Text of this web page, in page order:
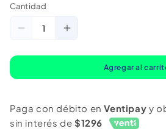
Cantidad
Cantidad
Reducir
cantidad
II
Aumentar
cantidad
Fiu
II
Agregar al
Paga con débito enVentipay y
sin interés de $1296